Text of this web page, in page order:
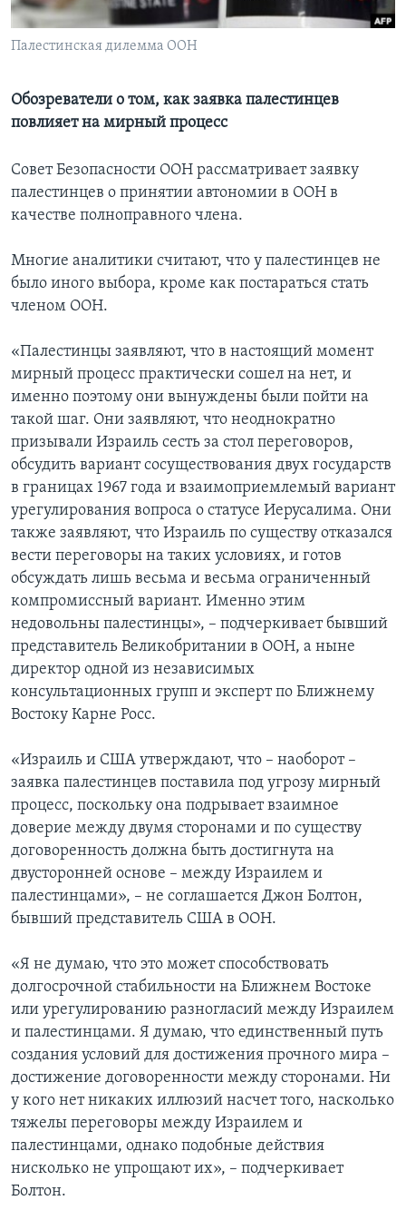
Learning English
Языки
Палестинская дилемма ООН
Обозреватели о том, как заявка палестинцев
повлияет на мирный процесс
Совет Безопасности ООН рассматривает заявку
палестинцев о принятии автономии в ООН в
качестве полноправного члена.
Многие аналитики считают, что у палестинцев не
было иного выбора, кроме как постараться стать
членом ООН.
«Палестинцы заявляют, что в настоящий момент
мирный процесс практически сошел на нет, и
именно поэтому они вынуждены были пойти на
такой шаг. Они заявляют, что неоднократно
призывали Израиль сесть за стол переговоров,
обсудить вариант сосуществования двух государств
в границах 1967 года и взаимоприемлемый вариант
урегулирования вопроса о статусе Иерусалима. Они
также заявляют, что Израиль по существу отказался
вести переговоры на таких условиях, и готов
обсуждать лишь весьма и весьма ограниченный
компромиссный вариант. Именно этим
недовольны палестинцы», – подчеркивает бывший
представитель Великобритании в ООН, а ныне
директор одной из независимых
консультационных групп и эксперт по Ближнему
Востоку Карне Росс.
«Израиль и США утверждают, что – наоборот –
заявка палестинцев поставила под угрозу мирный
процесс, поскольку она подрывает взаимное
доверие между двумя сторонами и по существу
договоренность должна быть достигнута на
двусторонней основе – между Израилем и
палестинцами», – не соглашается Джон Болтон,
бывший представитель США в ООН.
«Я не думаю, что это может способствовать
долгосрочной стабильности на Ближнем Востоке
или урегулированию разногласий между Израилем
и палестинцами. Я думаю, что единственный путь
создания условий для достижения прочного мира –
достижение договоренности между сторонами. Ни
у кого нет никаких иллюзий насчет того, насколько
тяжелы переговоры между Израилем и
палестинцами, однако подобные действия
нисколько не упрощают их», – подчеркивает
Болтон.